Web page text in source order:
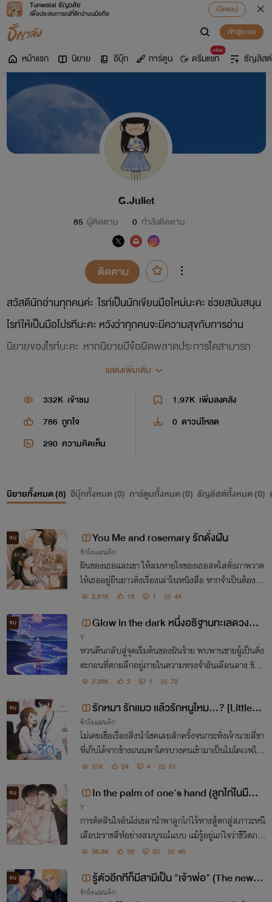
Tunwalai ธัญวลัย
เพื่อประสบการณ์ที่ดีกว่าบนมือถือ
เปิดแอป
เข้าสู่ระบบ
หน้าแรก นิยาย อีบุ๊ก การ์ตูน
มาใหม่
ดรีมแชท ธัญลิสต์
G.Juliet
85 ผู้ติดตาม 0 กำลังติดตาม
ติดตาม
สวัสดีนักอ่านทุกคนค่ะ ไรท์เป็นนักเขียนมือใหม่นะคะ ช่วยสนับสนุน
ไรท์ให้เป็นมือโปรทีนะคะ หวังว่าทุกคนจะมีความสุขกับการอ่าน
นิยายของไรท์นะคะ หากนิยายมีข้อผิดพลาดประการใดสามารถ
คอมเม้นบอกเอาไว้ได้เลยนะคะ ขอบคุณค่ะ (ฝากกดติดตามด้วยนะ
แสดงเพิ่มเติม
332K เข้าชม 1.97K เพิ่มลงคลัง
786 ถูกใจ 0 ดาวน์โหลด
290 ความคิดเห็น
นิยายทั้งหมด (8) อีบุ๊กทั้งหมด (0) การ์ตูนทั้งหมด (0) ธัญลิสต์ทั้งหมด (0)
จบ You Me and rosemary รักดั่งฝัน
รักโรแมนติก
ฝันของเธอและเขา ให้ลมหายใจของเธอสดใสดั่งภาพวาด
ให้เธออยู่ยืนยาวดั่งเรื่องเล่าในหนังสือ หากจำเป็นต้องพร
ากจากกันให้ความรักนั้นเป็นนิรันดร์ดั่งโรสแมรี่
2.81K 19 1 44
จบ
Glow in the dark หนึ่งอธิฐานทะเลดวงดา
Y
หวนคืนกลับสู่จุดเริ่มต้นของฝันร้าย พบพานชายผู้เป็นดั่ง
ตะกอนที่ตกผลึกอยู่ภายในความทรงจำอันเลือนลาง ขับก
ล่อมบทเพลงขับขานกับชีวิตสุดท้ายที่แขวนอยู่บนเส้นด้า
2.39K 2 1 72
จบ
รักหมา รักเเมว เเล้วรักหนูไหม...? [Little b
y little]
รักโรแมนติก
ไม่เคยเชื่อเรื่องสิ่งนำโชคเลยสักครั้งจนกระทั่งเจ้านายสี่ขา
ที่เก็บได้จากข้างถนนพาใครบางคนเข้ามาเป็นไมโคเวฟให้
ชีวิตฉันโดยไม่ทันตั้งตัวราวกับพรมลิขิตที่ตามหามาทั้งชีวิ
31K 24 4 61
จบ
In the palm of one's hand (ลูกไก่ในมือร
Y
การตัดสินใจอันโง่เขลานำพาลูกไก่ไร้ทางสู้ตกสู่สภาวะหนี
เสือปะราชสีห์อย่างสมบูรณ์เเบบ เเม้รู้อยู่เเก่ใจว่าชีวิตภาย
ใต้เงื้อมือราชสีห์นั้นไม่ได้สวยหรูเเต่เพื่อสลัดฝันร้ายให้หา
36.8K 99 20 46
จบ
รู้ตัวอีกทีก็มีสามีเป็น "เจ้าพ่อ" (The new w
ife)
รักโรแมนติก